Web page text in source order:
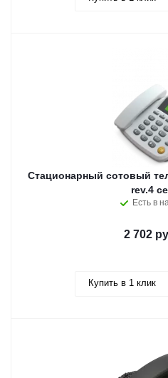
Стационарный сотовый
rev.4
Есть в
2 702
Купить в 1 клик